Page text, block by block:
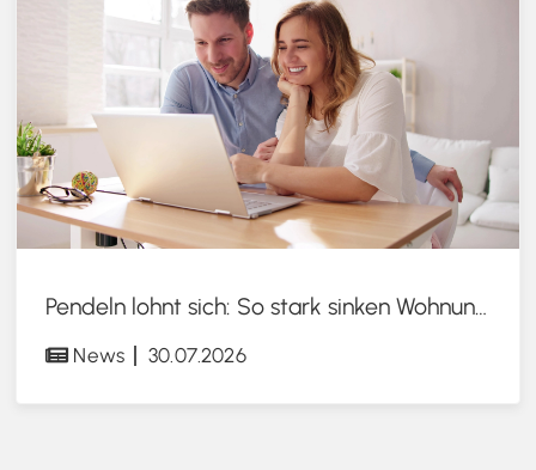
Pendeln lohnt sich: So stark sinken Wohnungspreise im Umland
News 30.07.2026